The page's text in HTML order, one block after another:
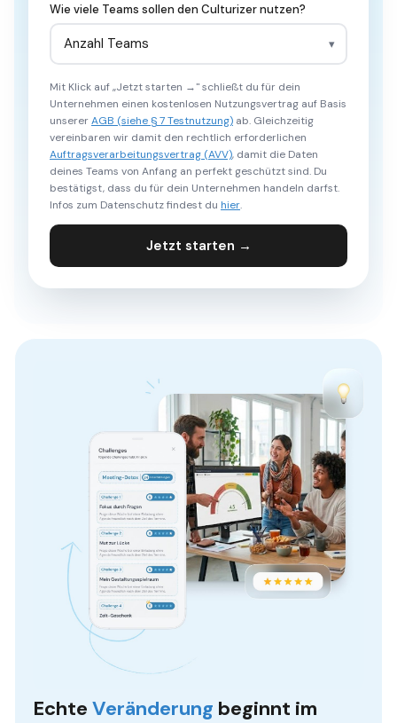
Wie viele Teams sollen den Culturizer nutzen?
Mit Klick auf „Jetzt starten →" schließt du für dein
Unternehmen einen kostenlosen Nutzungsvertrag auf Basis
unsererAGB (siehe § 7 Testnutzung) ab. Gleichzeitig
vereinbaren wir damit den rechtlich erforderlichen
Auftragsverarbeitungsvertrag (AVV), damit die Daten
deines Teams von Anfang an perfekt geschützt sind. Du
bestätigst, dass du für dein Unternehmen handeln darfst.
Infos zum Datenschutz findest du hier.
Jetzt starten →
Echte Veränderung beginnt im